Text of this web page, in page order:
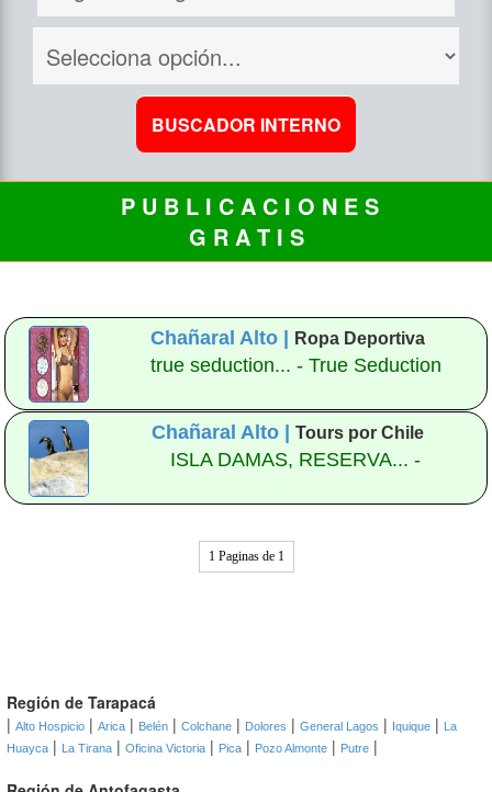
P U B L I C A C I O N E S
G R A T I S
Chañaral Alto | Ropa Deportiva
true seduction... - True Seduction
Chañaral Alto | Tours por Chile
ISLA DAMAS, RESERVA... -
1 Paginas de 1
Región de Tarapacá
| Alto Hospicio | Arica | Belén | Colchane | Dolores | General Lagos | Iquique |
La
Huayca | La Tirana | Oficina Victoria | Pica | Pozo Almonte | Putre |